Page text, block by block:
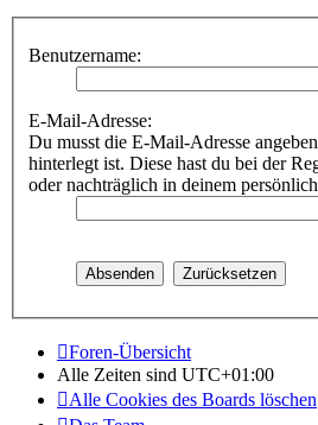
Benutzername:
E-Mail-Adresse:
Du musst die E-Mail-Adresse
hinterlegt ist. Diese hast du bei der
oder nachträglich in deinem
Foren-Übersicht
Alle Zeiten sind UTC+01:00
Alle Cookies des Boards löschen